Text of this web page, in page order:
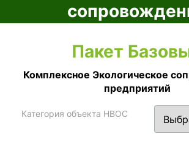
Пакет
Комплексное Экологическое
предприятий
Категория объекта НВОС